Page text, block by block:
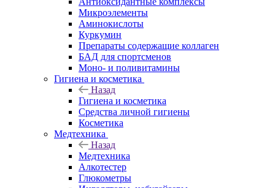
Микроэлементы
Аминокислоты
Куркумин
Препараты содержащие коллаген
БАД для спортсменов
Моно- и поливитамины
Гигиена и косметика
Назад
Гигиена и косметика
Средства личной гигиены
Косметика
Медтехника
Назад
Медтехника
Алкотестер
Глюкометры